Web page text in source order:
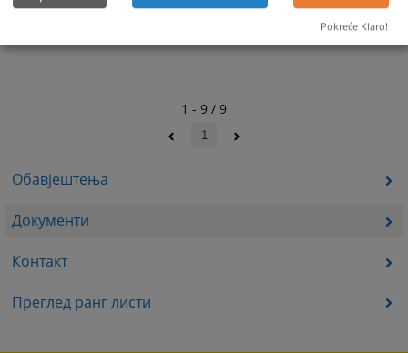
Обавјештења
Документи
Контакт
Преглед ранг листи
1 - 9 / 9
1
Pokreće Klaro!